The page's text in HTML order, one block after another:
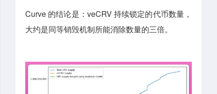
Curve 的结论是：veCRV 持续锁定的代币数量，
大约是同等销毁机制所能消除数量的三倍。